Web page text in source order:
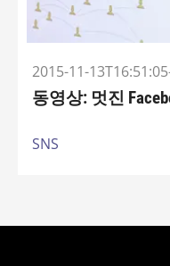
2015-11-
동영상: 멋진
SNS